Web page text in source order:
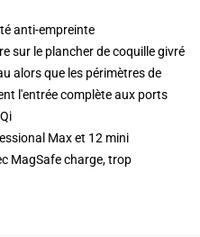
anti-empreinte
sur le plancher de coquille givré
alors que les périmètres de
l'entrée complète aux ports
Max et 12 mini
MagSafe charge, trop